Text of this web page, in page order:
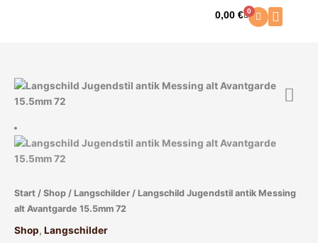
0,00€ 0
Warenkorb
Start / Shop / Langschilder / Langschild Jugendstil antik Messing
alt Avantgarde 15.5mm 72
Shop, Langschilder
Langschild
Jugendstil
Messing
alt
Avantgarde
72
Menge